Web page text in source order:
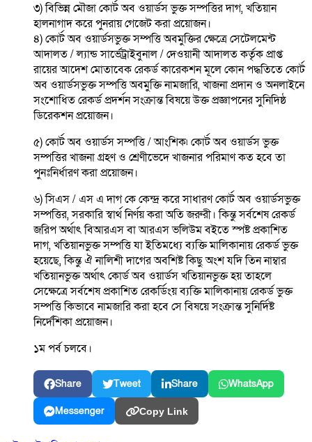
৩) বিভিন্ন মৌজা কোর্ট অব ওয়ার্ডস ভুক্ত সম্পত্তির দাগ, খতিয়ান
হালনাগাদ করে পুনরায় গেজেট করা প্রয়োজন।
৪) কোর্ট অব ওয়ার্ডসভুক্ত সম্পত্তি অবমুক্তির ক্ষেত্রে সেটেলমেন্ট
আদালত / ল্যান্ড সার্ভেট্রাইবুনাল / দেওয়ানী আদালত কর্তৃক প্রাপ্ত
রায়ের আদেশ মোতাবেক রেকর্ড কারেকশন মূলে কোন পদ্ধতিতে কোর্ট
অব ওয়ার্ডসভুক্ত সম্পত্তি অবমুক্তি নামজারি, খাজনা প্রদান ও অনলাইনে
সংশোধিত রেকর্ড প্রদর্শন সংক্রান্ত বিষয়ে উক্ত প্রজ্ঞাপনের সুনিদিষ্ঠ
ডিরেকশন প্রয়োজন।
৫) কোর্ট অব ওয়ার্ডস সম্পত্তি / আংশিক৷ কোর্ট অব ওয়ার্ডস ভুক্ত
সম্পত্তির খাজনা গ্রহণ ও শ্রেণীভেদে খাজনার পরিমাণ কত হবে তা
পুনঃনির্ধারণ করা প্রয়োজন।
৬) সিএস / এস এ দাগ কে কেন্দ্র করে সাধারণ কোর্ট অব ওয়ার্ডসভুক্ত
সম্পত্তির, সরকারি স্বার্থ নির্ণয় করা অতি জরুরী। কিন্তু সর্বশেষ রেকর্ড
জরিপ অর্থাৎ বিআরএস বা আরএস ভলিউম বইতে স্পষ্ট প্রকাশিত
দাগ, খতিয়ানভুক্ত সম্পত্তি যা ইতিমধ্যে ব্যক্তি মালিকানায় রেকর্ড ভুক্ত
হয়েছে, কিন্তু ঐ নালিশী দাগের অবশিষ্ট কিছু অংশ যদি তিন নাম্বার
খতিয়ানভুক্ত অর্থাৎ কোর্ড অব ওয়ার্ডস খতিয়ানভুক্ত হয় তাহলে
সেক্ষেত্রে সর্বশেষ প্রকাশিত রেকর্ডিংয় ব্যক্তি মালিকানায় রেকর্ড ভুক্ত
সম্পত্তি কিভাবে নামজারি করা হবে সে বিষয়ে সংক্রান্ত সুনির্দিষ্ট
নির্দেশিকা প্রয়োজন।
১ম পর্ব চলবে।
Share Tweet Share WhatsApp
Messenger Copy Link